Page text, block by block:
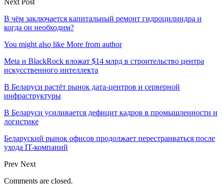
Next Post
В чём заключается капитальный ремонт гидроцилиндра и
когда он необходим?
You might also like More from author
Meta и BlackRock вложат $14 млрд в строительство центра
искусственного интеллекта
В Беларуси растёт рынок дата-центров и серверной
инфраструктуры
В Беларуси усиливается дефицит кадров в промышленности и
логистике
Беларуский рынок офисов продолжает перестраиваться после
ухода IT-компаний
Prev Next
Comments are closed.